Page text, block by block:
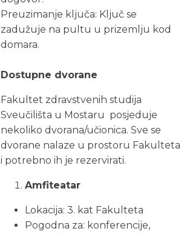
Preuzimanje ključa: Ključ se
zadužuje na pultu u prizemlju kod
domara.
Dostupne dvorane
Fakultet zdravstvenih studija
Sveučilišta u Mostaru posjeduje
nekoliko dvorana/učionica. Sve se
dvorane nalaze u prostoru Fakulteta
i potrebno ih je rezervirati.
Amfiteatar
Lokacija: 3. kat Fakulteta
Pogodna za: konferencije,